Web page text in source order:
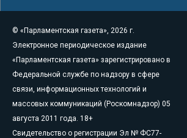
© «Парламентская газета», 2026 г.
Электронное периодическое издание
«Парламентская газета» зарегистрировано в
Федеральной службе по надзору в сфере
связи, информационных технологий и
массовых коммуникаций (Роскомнадзор) 05
августа 2011 года. 18+
Свидетельство о регистрации Эл № ФС77-